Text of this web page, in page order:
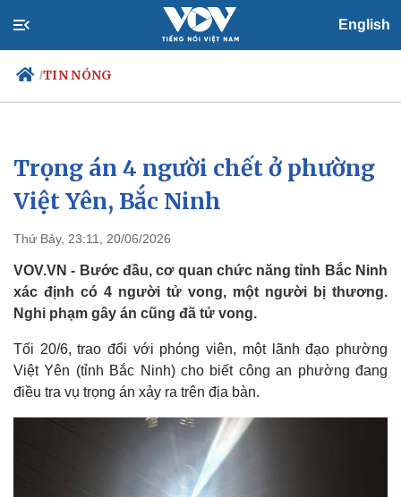
English
/TIN NÓNG
Chính trị
Đảng
Tổ chức nhân sự
Nhận diện sự thật
Xã hội
Dự báo thời tiết
Việc làm
Biển đảo
Trọng án 4 người chết ở phường
Việt Yên, Bắc Ninh
Thứ Bảy, 23:11, 20/06/2026
VOV.VN - Bước đầu, cơ quan chức năng tỉnh Bắc Ninh
xác định có 4 người tử vong, một người bị thương.
Nghi phạm gây án cũng đã tử vong.
Tối 20/6, trao đổi với phóng viên, một lãnh đạo phường
Việt Yên (tỉnh Bắc Ninh) cho biết công an phường đang
điều tra vụ trọng án xảy ra trên địa bàn.